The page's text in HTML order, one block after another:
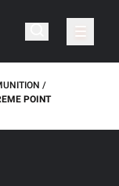
POINT